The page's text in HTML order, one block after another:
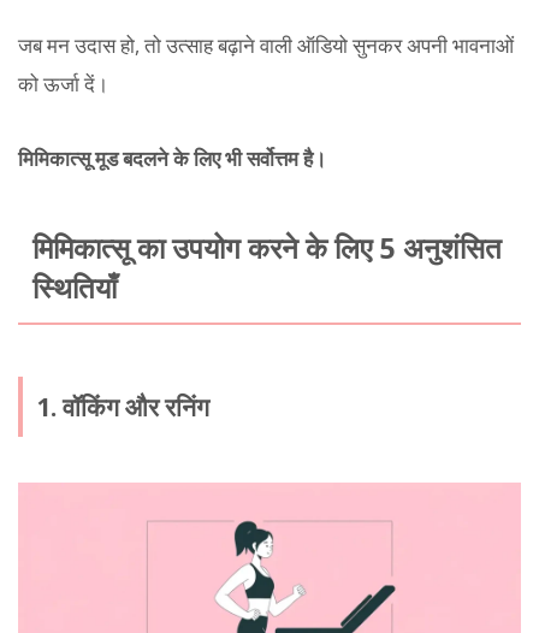
जब मन उदास हो, तो उत्साह बढ़ाने वाली ऑडियो सुनकर अपनी भावनाओं
को ऊर्जा दें।
मिमिकात्सू मूड बदलने के लिए भी सर्वोत्तम है।
मिमिकात्सू का उपयोग करने के लिए 5 अनुशंसित
स्थितियाँ
1. वॉकिंग और रनिंग